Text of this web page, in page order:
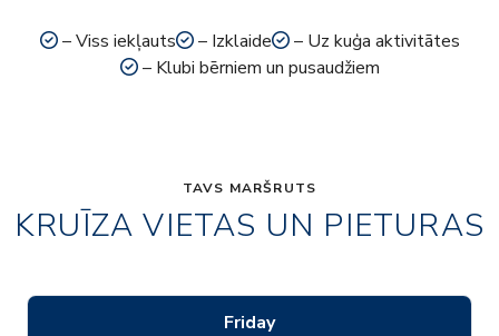
– Viss iekļauts – Izklaide
– Uz kuģa aktivitātes
– Klubi bērniem un pusaudžiem
TAVS MARŠRUTS
KRUĪZA VIETAS UN PIETURAS
Friday